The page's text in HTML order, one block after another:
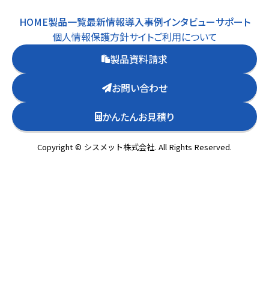
HOME製品一覧最新情報導入事例インタビューサポート
個人情報保護方針サイトご利用について
製品資料請求
お問い合わせ
かんたんお見積り
Copyright © シスメット株式会社. All Rights Reserved.